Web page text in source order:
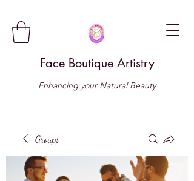
Face Boutique Artistry
Enhancing your Natural Beauty
Groups